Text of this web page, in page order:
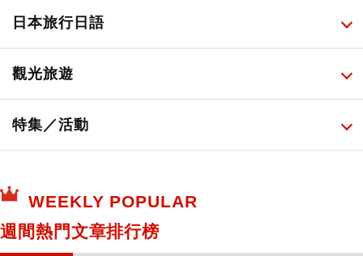
必吃的日式早餐
日本酒達人
廚房家電
伴手禮排行榜
免稅商店
所有
百圓商店
日常用藥
日本旅行日語
所有
觀光旅遊
所有
特集／活動
東京百貨店～TOKYO Depart～
WEEKLY POPULAR
週間熱門文章排行榜